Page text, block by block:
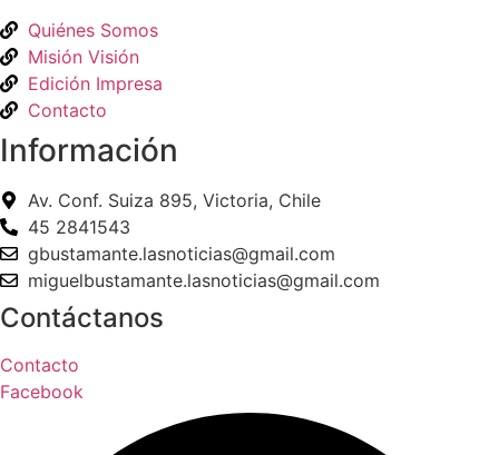
Quiénes Somos
Misión Visión
Edición Impresa
Contacto
Información
Av. Conf. Suiza 895, Victoria, Chile
45 2841543
gbustamante.lasnoticias@gmail.com
miguelbustamante.lasnoticias@gmail.com
Contáctanos
Contacto
Facebook